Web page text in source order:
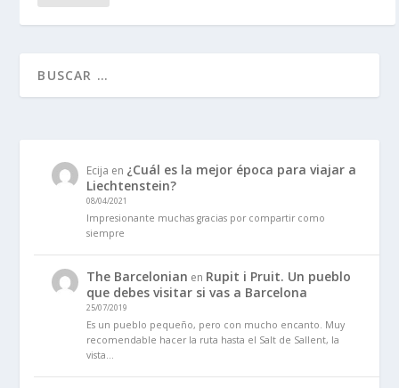
Ecija en ¿Cuál es la mejor época para viajar a
Liechtenstein?
08/04/2021
Impresionante muchas gracias por compartir como
siempre
The Barcelonian en Rupit i Pruit. Un pueblo
que debes visitar si vas a Barcelona
25/07/2019
Es un pueblo pequeño, pero con mucho encanto. Muy
recomendable hacer la ruta hasta el Salt de Sallent, la
vista…